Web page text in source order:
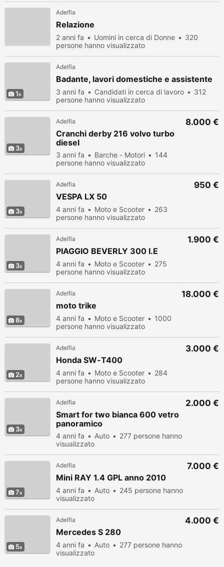
Adelfia
Relazione
2 anni fa Uomini in cerca di Donne
320
persone hanno visualizzato
1
Adelfia
Badante, lavori domestiche e assistente
3 anni fa Candidati in cerca di lavoro
312
persone hanno visualizzato
3
Adelfia
Cranchi derby 216 volvo turbo
diesel
3 anni fa Barche - Motori
144
persone hanno visualizzato
8.000 €
3
Adelfia
VESPA LX 50
4 anni fa Moto e Scooter
263
persone hanno visualizzato
950 €
3
Adelfia
PIAGGIO BEVERLY 300 I.E
4 anni fa Moto e Scooter
275
persone hanno visualizzato
1.900 €
8
Adelfia
moto trike
4 anni fa Moto e Scooter
1000
persone hanno visualizzato
18.000 €
2
Adelfia
Honda SW-T400
4 anni fa Moto e Scooter
284
persone hanno visualizzato
3.000 €
3
Adelfia
Smart for two bianca 600 vetro
panoramico
4 anni fa Auto
277 persone hanno
visualizzato
2.000 €
7
Adelfia
Mini RAY 1.4 GPL anno 2010
4 anni fa Auto
245 persone hanno
visualizzato
7.000 €
5
Adelfia
Mercedes S 280
4 anni fa Auto
277 persone hanno
visualizzato
4.000 €